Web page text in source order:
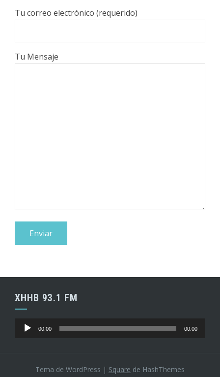
Tu correo electrónico (requerido)
Tu Mensaje
XHHB 93.1 FM
Reproductor
00:00 00:00
Tema de WordPress | Square de HashThemes